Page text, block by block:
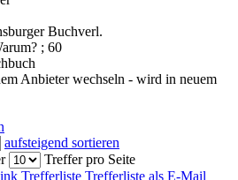
Buchverl.
; 60
Anbieter wechseln - wird in neuem
aufsteigend sortieren
Treffer pro Seite
Trefferliste Trefferliste als E-Mail